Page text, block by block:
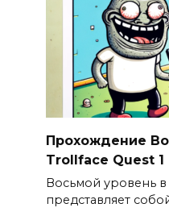
Прохождение
Trollface Quest 1
Восьмой уровень в
представляет